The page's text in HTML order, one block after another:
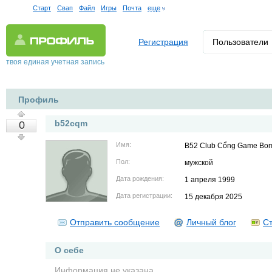
Старт Свап Файл Игры Почта еще
твоя единая учетная запись
Регистрация Пользователи
Профиль
0 b52cqm
Имя: B52 Club Cổng Game
Пол: мужской
Дата рождения: 1 апреля 1999
Дата регистрации: 15 декабря 2025
Отправить сообщение Личный блог
О себе